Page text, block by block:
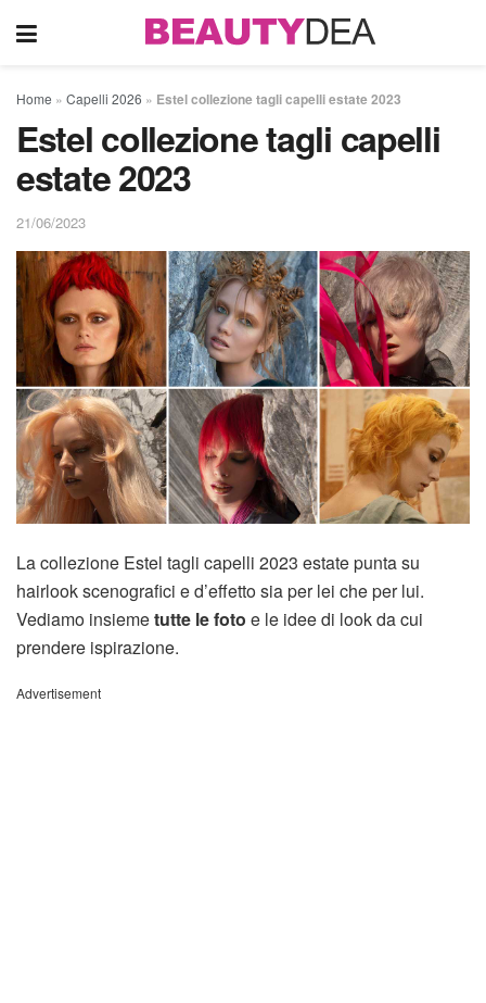
Home » Capelli 2026 » Estel collezione tagli capelli estate 2023
Estel collezione tagli capelli
estate 2023
21/06/2023
La collezione Estel tagli capelli 2023 estate punta su
hairlook scenografici e d’effetto sia per lei che per lui.
Vediamo insiemetutte le foto e le idee di look da cui
prendere ispirazione.
Advertisement